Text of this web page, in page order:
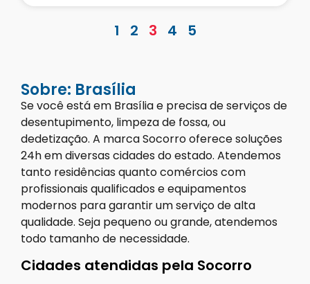
1 2 3 4 5
Sobre: Brasília
Se você está em Brasília e precisa de serviços de
desentupimento, limpeza de fossa, ou
dedetização. A marca Socorro oferece soluções
24h em diversas cidades do estado. Atendemos
tanto residências quanto comércios com
profissionais qualificados e equipamentos
modernos para garantir um serviço de alta
qualidade. Seja pequeno ou grande, atendemos
todo tamanho de necessidade.
Cidades atendidas pela Socorro